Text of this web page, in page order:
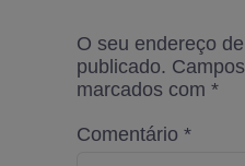
O seu endereço
publicado.
marcados com *
Comentário *